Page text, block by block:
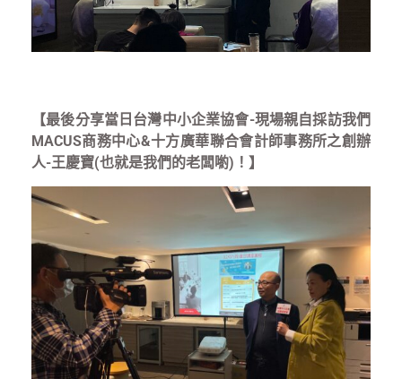
【最後分享當日台灣中小企業協會-現場親自採訪我們
MACUS商務中心&十方廣華聯合會計師事務所之創辦
人-王慶寶(也就是我們的老闆喲)！】